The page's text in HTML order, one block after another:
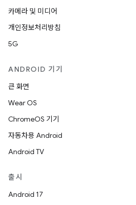
카메라 및 미디어
개인정보처리방침
5G
ANDROID 기기
큰 화면
Wear OS
ChromeOS 기기
자동차용 Android
Android TV
출시
Android 17